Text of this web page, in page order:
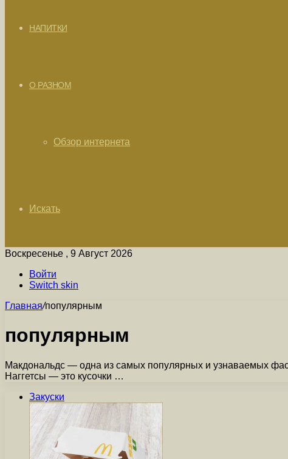
НАПИТКИ
О РАЗНОМ
Обзор интернета
Искать
Воскресенье , 9 Август 2026
Войти
Switch skin
Главная/популярным
популярным
Макдональдс — одна из самых популярных и узнаваемых
Наггетсы — это кусочки …
Закуски